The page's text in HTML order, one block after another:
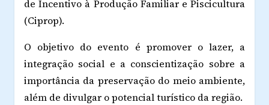
de Incentivo à Produção Familiar e Piscicultura
(Ciprop).
O objetivo do evento é promover o lazer, a
integração social e a conscientização sobre a
importância da preservação do meio ambiente,
além de divulgar o potencial turístico da região.